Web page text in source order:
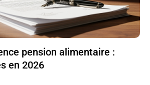
pension alimentaire :
en 2026